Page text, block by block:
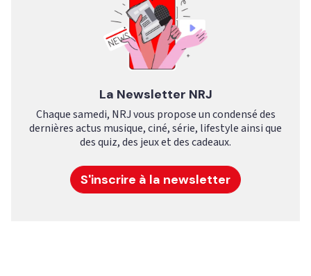
La Newsletter NRJ
Chaque samedi, NRJ vous propose un condensé des
dernières actus musique, ciné, série, lifestyle ainsi que
des quiz, des jeux et des cadeaux.
S'inscrire à la newsletter